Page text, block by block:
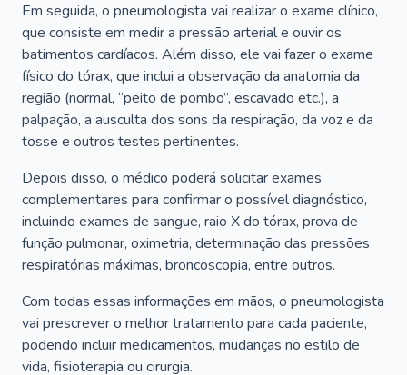
Em seguida, o pneumologista vai realizar o exame clínico,
que consiste em medir a pressão arterial e ouvir os
batimentos cardíacos. Além disso, ele vai fazer o exame
físico do tórax, que inclui a observação da anatomia da
região (normal, “peito de pombo”, escavado etc.), a
palpação, a ausculta dos sons da respiração, da voz e da
tosse e outros testes pertinentes.
Depois disso, o médico poderá solicitar exames
complementares para confirmar o possível diagnóstico,
incluindo exames de sangue, raio X do tórax, prova de
função pulmonar, oximetria, determinação das pressões
respiratórias máximas, broncoscopia, entre outros.
Com todas essas informações em mãos, o pneumologista
vai prescrever o melhor tratamento para cada paciente,
podendo incluir medicamentos, mudanças no estilo de
vida, fisioterapia ou cirurgia.